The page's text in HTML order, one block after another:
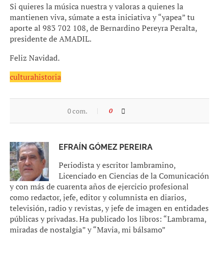
Si quieres la música nuestra y valoras a quienes la
mantienen viva, súmate a esta iniciativa y “yapea” tu
aporte al 983 702 108, de Bernardino Pereyra Peralta,
presidente de AMADIL.
Feliz Navidad.
culturahistoria
0 com. 0
EFRAÍN GÓMEZ PEREIRA
Periodista y escritor lambramino,
Licenciado en Ciencias de la Comunicación
y con más de cuarenta años de ejercicio profesional
como redactor, jefe, editor y columnista en diarios,
televisión, radio y revistas, y jefe de imagen en entidades
públicas y privadas. Ha publicado los libros: “Lambrama,
miradas de nostalgia” y “Mavia, mi bálsamo”